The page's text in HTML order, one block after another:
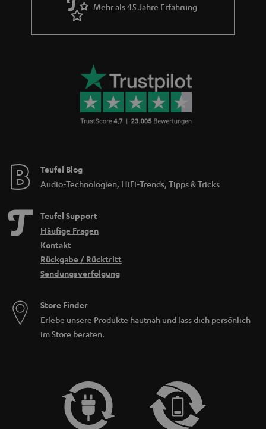
Mehr als 45 Jahre Erfahrung
Teufel Blog
Audio-Technologien, HiFi-Trends, Tipps & Tricks
Teufel Support
Häufige Fragen
Kontakt
Rückgabe / Rücktritt
Sendungsverfolgung
Store Finder
Erlebe unsere Produkte hautnah und lass dich persönlich
im Store beraten.